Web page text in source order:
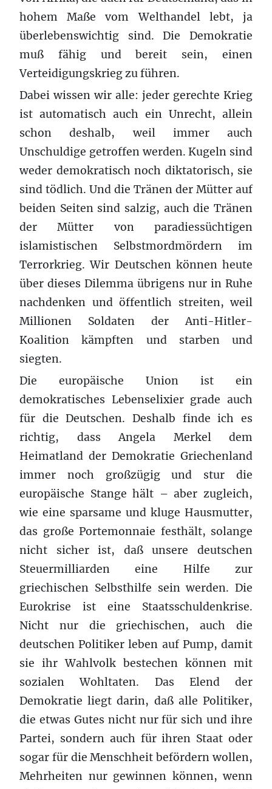
hohem Maße vom Welthandel lebt, ja
überlebenswichtig sind. Die Demokratie
muß fähig und bereit sein, einen
Verteidigungskrieg zu führen.
Dabei wissen wir alle: jeder gerechte Krieg
ist automatisch auch ein Unrecht, allein
schon deshalb, weil immer auch
Unschuldige getroffen werden. Kugeln sind
weder demokratisch noch diktatorisch, sie
sind tödlich. Und die Tränen der Mütter auf
beiden Seiten sind salzig, auch die Tränen
der Mütter von paradiessüchtigen
islamistischen Selbstmordmördern im
Terrorkrieg. Wir Deutschen können heute
über dieses Dilemma übrigens nur in Ruhe
nachdenken und öffentlich streiten, weil
Millionen Soldaten der Anti-Hitler-
Koalition kämpften und starben und
siegten.
Die europäische Union ist ein
demokratisches Lebenselixier grade auch
für die Deutschen. Deshalb finde ich es
richtig, dass Angela Merkel dem
Heimatland der Demokratie Griechenland
immer noch großzügig und stur die
europäische Stange hält – aber zugleich,
wie eine sparsame und kluge Hausmutter,
das große Portemonnaie festhält, solange
nicht sicher ist, daß unsere deutschen
Steuermilliarden eine Hilfe zur
griechischen Selbsthilfe sein werden. Die
Eurokrise ist eine Staatsschuldenkrise.
Nicht nur die griechischen, auch die
deutschen Politiker leben auf Pump, damit
sie ihr Wahlvolk bestechen können mit
sozialen Wohltaten. Das Elend der
Demokratie liegt darin, daß alle Politiker,
die etwas Gutes nicht nur für sich und ihre
Partei, sondern auch für ihren Staat oder
sogar für die Menschheit befördern wollen,
Mehrheiten nur gewinnen können, wenn